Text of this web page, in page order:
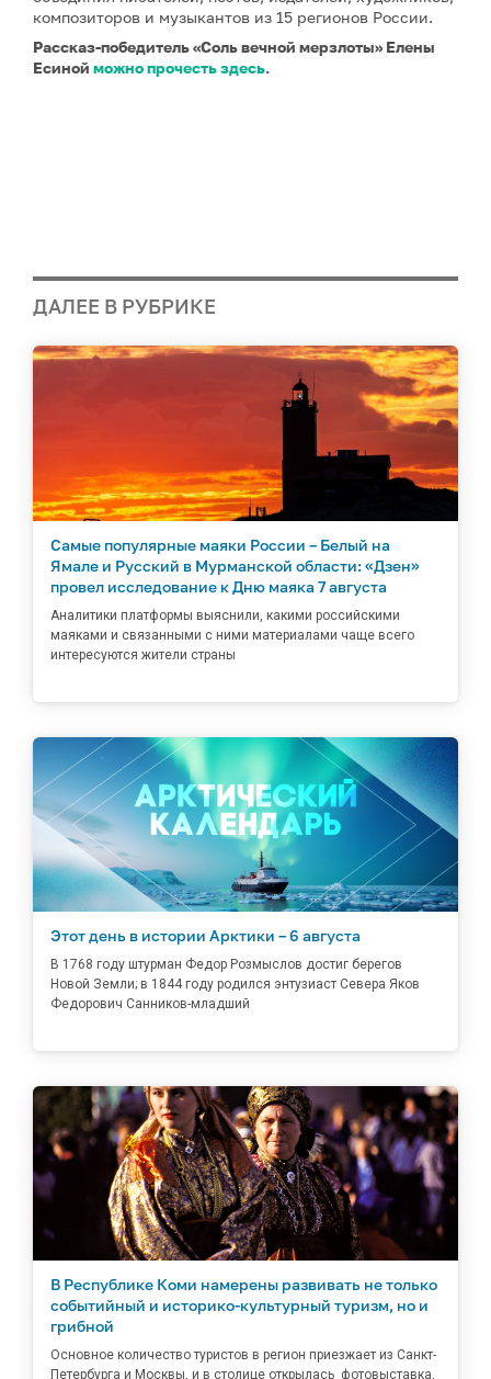
композиторов и музыкантов из 15 регионов России.
Рассказ-победитель «Соль вечной мерзлоты» Елены
Есиной можно прочесть здесь.
ДАЛЕЕ В РУБРИКЕ
Самые популярные маяки России – Белый на
Ямале и Русский в Мурманской области: «Дзен»
провел исследование к Дню маяка 7 августа
Аналитики платформы выяснили, какими российскими
маяками и связанными с ними материалами чаще всего
интересуются жители страны
Этот день в истории Арктики – 6 августа
В 1768 году штурман Федор Розмыслов достиг берегов
Новой Земли; в 1844 году родился энтузиаст Севера Яков
Федорович Санников-младший
В Республике Коми намерены развивать не только
событийный и историко-культурный туризм, но и
грибной
Основное количество туристов в регион приезжает из Санкт-
Петербурга и Москвы, и в столице открылась фотовыставка,